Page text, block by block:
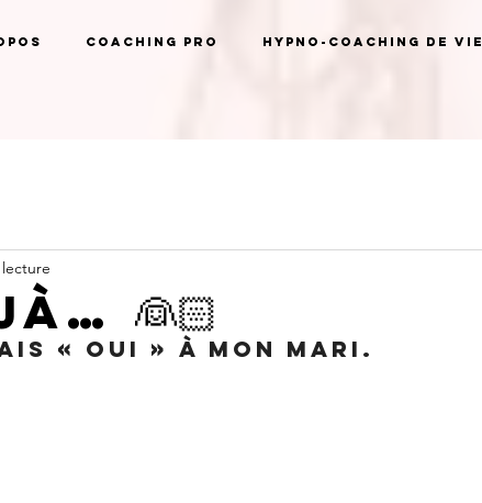
Coaching pro Hypno-coaching de vie
👰🏻
« oui » à mon mari.